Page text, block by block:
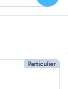
Particulier